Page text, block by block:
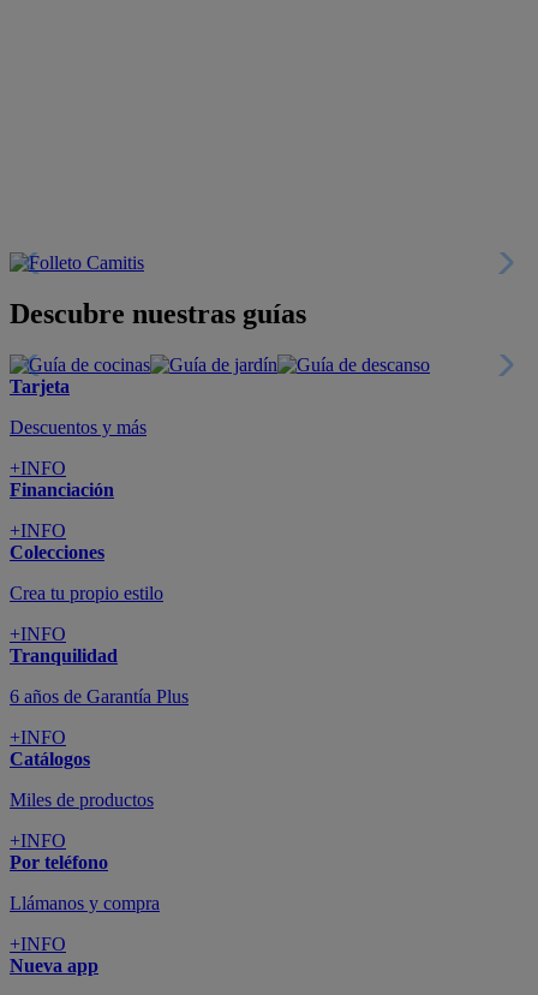
Descubre nuestras guías
Tarjeta
Descuentos y más
+INFO
Financiación
+INFO
Colecciones
Crea tu propio estilo
+INFO
Tranquilidad
6 años de Garantía Plus
+INFO
Catálogos
Miles de productos
+INFO
Por teléfono
Llámanos y compra
+INFO
Nueva app